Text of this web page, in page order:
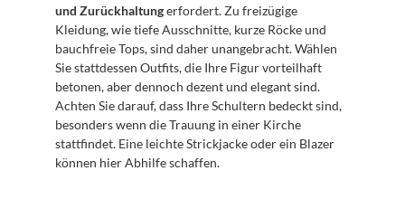
und Zurückhaltung erfordert. Zu freizügige
Kleidung, wie tiefe Ausschnitte, kurze Röcke und
bauchfreie Tops, sind daher unangebracht. Wählen
Sie stattdessen Outfits, die Ihre Figur vorteilhaft
betonen, aber dennoch dezent und elegant sind.
Achten Sie darauf, dass Ihre Schultern bedeckt sind,
besonders wenn die Trauung in einer Kirche
stattfindet. Eine leichte Strickjacke oder ein Blazer
können hier Abhilfe schaffen.